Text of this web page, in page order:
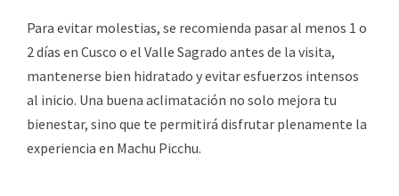
Para evitar molestias, se recomienda pasar al menos 1 o
2 días en Cusco o el Valle Sagrado antes de la visita,
mantenerse bien hidratado y evitar esfuerzos intensos
al inicio. Una buena aclimatación no solo mejora tu
bienestar, sino que te permitirá disfrutar plenamente la
experiencia en Machu Picchu.